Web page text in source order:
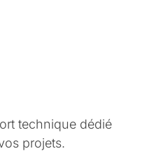
technique dédié
projets.